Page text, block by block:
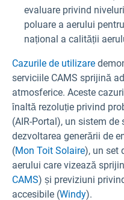
evaluare privind
poluare a aerului
național a calității
Cazurile de utilizare
serviciile CAMS sprijină
atmosferice. Aceste
înaltă rezoluție privind
(AIR-Portal), un sistem de
dezvoltarea generării de
(Mon Toit Solaire), un set
aerului care vizează
CAMS) și previziuni
accesibile (Windy).